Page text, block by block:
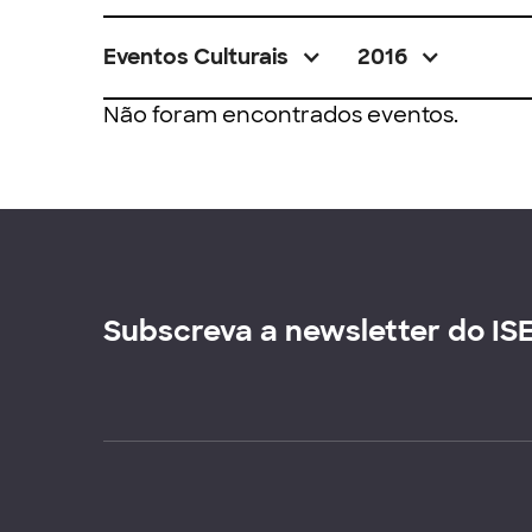
Eventos Culturais 2016
Não foram encontrados eventos.
Subscreva a newsletter do